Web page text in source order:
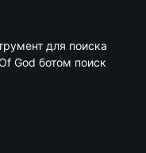
для поиска
God ботом поиск